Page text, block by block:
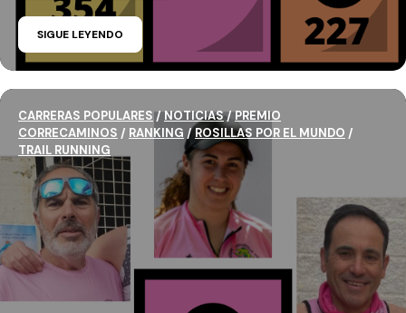
SIGUE LEYENDO
CARRERAS POPULARES/NOTICIAS/PREMIO
CORRECAMINOS / RANKING /ROSILLAS POR EL MUNDO /
TRAIL RUNNING